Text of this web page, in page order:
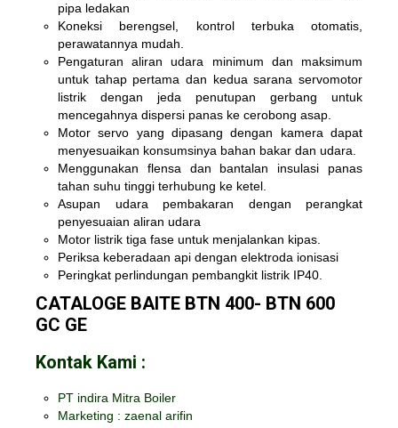
pipa ledakan
Koneksi berengsel, kontrol terbuka otomatis,
perawatannya mudah.
Pengaturan aliran udara minimum dan maksimum
untuk tahap pertama dan kedua sarana servomotor
listrik dengan jeda penutupan gerbang untuk
mencegahnya dispersi panas ke cerobong asap.
Motor servo yang dipasang dengan kamera dapat
menyesuaikan konsumsinya bahan bakar dan udara.
Menggunakan flensa dan bantalan insulasi panas
tahan suhu tinggi terhubung ke ketel.
Asupan udara pembakaran dengan perangkat
penyesuaian aliran udara
Motor listrik tiga fase untuk menjalankan kipas.
Periksa keberadaan api dengan elektroda ionisasi
Peringkat perlindungan pembangkit listrik IP40.
CATALOGE BAITE BTN 400- BTN 600
GC GE
Kontak Kami :
PT indira Mitra Boiler
Marketing : zaenal arifin